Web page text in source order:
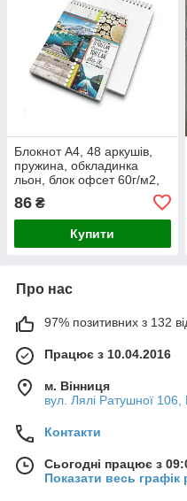
Блокнот А4, 48 аркушів,
пружина, обкладинка
льон, блок офсет 60г/м2,
86 ₴
Купити
Про нас
97% позитивних з 132
Працює з 10.04.2016
м. Вінниця
вул. Лялі Ратушної 106,
Контакти
Сьогодні працює з
Показати весь графік